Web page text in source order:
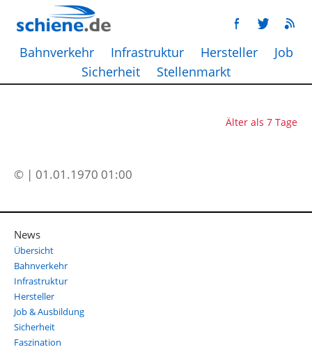
Bahnverkehr Infrastruktur Hersteller
Job
Sicherheit
Stellenmarkt
Älter als 7 Tage
© | 01.01.1970 01:00
News
Übersicht
Bahnverkehr
Infrastruktur
Hersteller
Job & Ausbildung
Sicherheit
Faszination